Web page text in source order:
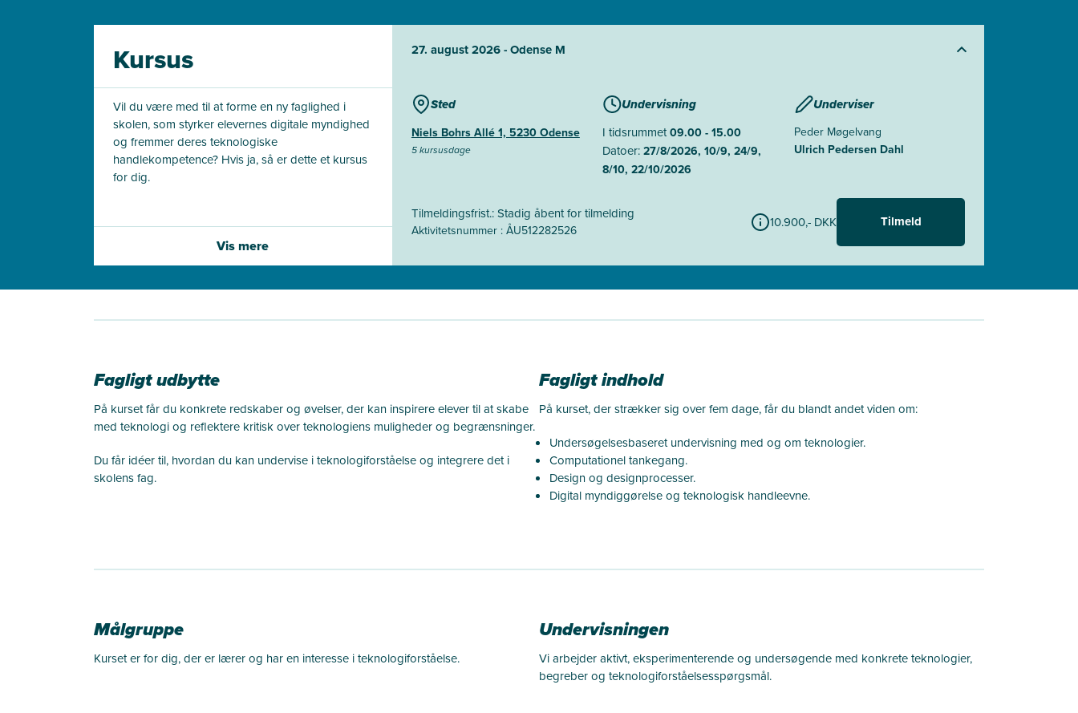
Kursus
Vil du være med til at forme en ny faglighed i
skolen, som styrker elevernes digitale myndighed
og fremmer deres teknologiske
handlekompetence? Hvis ja, så er dette et kursus
for dig.
Vis mere
27. august 2026 - Odense M
Sted
Niels Bohrs Allé 1, 5230 Odense
5 kursusdage
Undervisning
I tidsrummet09.00 - 15.00
Datoer:27/8/2026, 10/9, 24/9,
8/10, 22/10/2026
Underviser
Peder Møgelvang
Ulrich Pedersen Dahl
Tilmeldingsfrist.: Stadig åbent for tilmelding
Aktivitetsnummer : ÅU512282526 10.900,- DKK Tilmeld
Fagligt udbytte
På kurset får du konkrete redskaber og øvelser, der kan inspirere elever til at skabe
med teknologi og reflektere kritisk over teknologiens muligheder og begrænsninger.
Du får idéer til, hvordan du kan undervise iteknologiforståelseog integrere det i
skolens fag.
Fagligt indhold
På kurset, der strækker sig over fem dage, får du blandt andet viden om:
Undersøgelsesbaseret undervisning med og om teknologier.
Computationel tankegang.
Design og designprocesser.
Digital myndiggørelse og teknologisk handleevne.
Målgruppe
Kurset er for dig, der er lærer og har en interesse i teknologiforståelse.
Undervisningen
Vi arbejder aktivt, eksperimenterende og undersøgende med konkrete teknologier,
begreber og teknologiforståelsesspørgsmål.